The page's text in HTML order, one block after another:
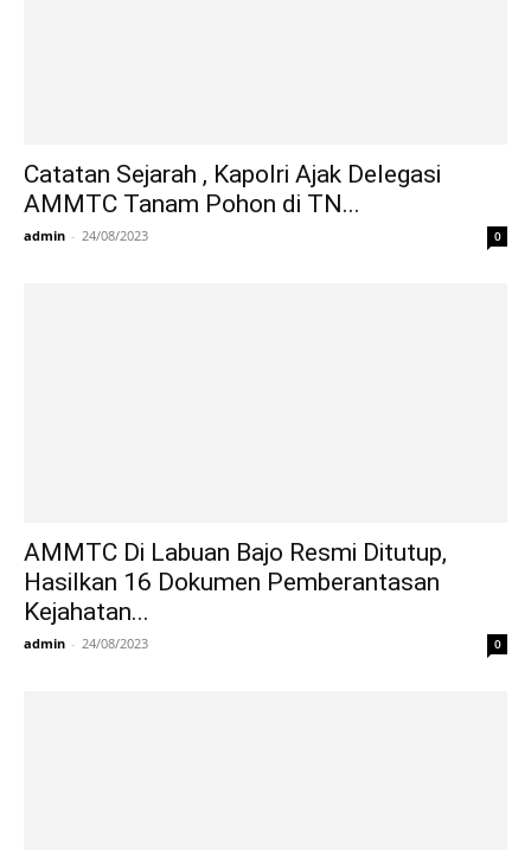
Catatan Sejarah , Kapolri Ajak Delegasi
AMMTC Tanam Pohon di TN...
admin - 24/08/2023 0
AMMTC Di Labuan Bajo Resmi Ditutup,
Hasilkan 16 Dokumen Pemberantasan
Kejahatan...
admin - 24/08/2023 0